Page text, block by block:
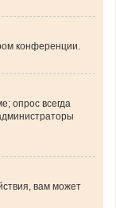
конференции.
опрос всегда
вам может